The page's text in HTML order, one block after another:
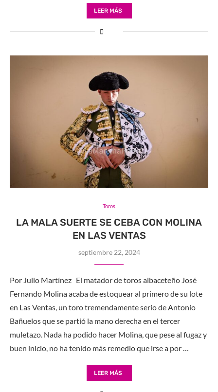
LEER MÁS
Toros
LA MALA SUERTE SE CEBA CON MOLINA
EN LAS VENTAS
septiembre 22, 2024
Por Julio Martínez El matador de toros albaceteño José
Fernando Molina acaba de estoquear al primero de su lote
en Las Ventas, un toro tremendamente serio de Antonio
Bañuelos que se partió la mano derecha en el tercer
muletazo. Nada ha podido hacer Molina, que pese al fugaz y
buen inicio, no ha tenido más remedio que irse a por …
LEER MÁS